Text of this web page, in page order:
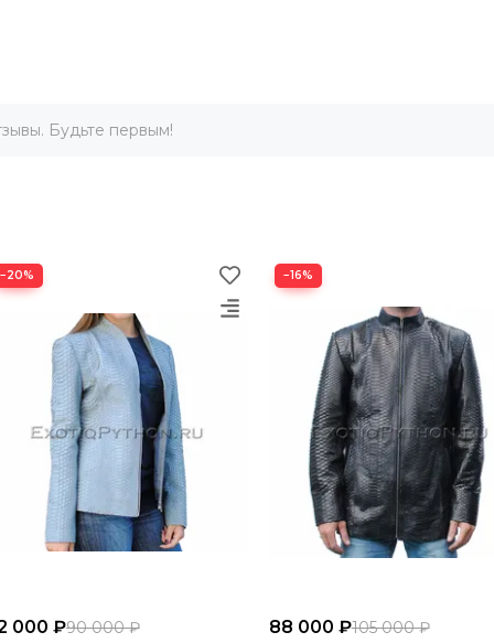
Будьте первым!
−20%
000 ₽90 000 ₽
−16%
88 000 ₽105 000 ₽